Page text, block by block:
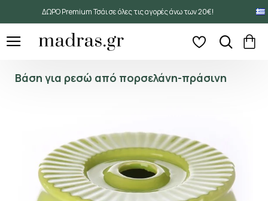
ΔΩΡΟ Premium Τσάι σε όλες τις αγορές άνω των 20€!
Βάση για ρεσώ από πορσελάνη-πράσινη